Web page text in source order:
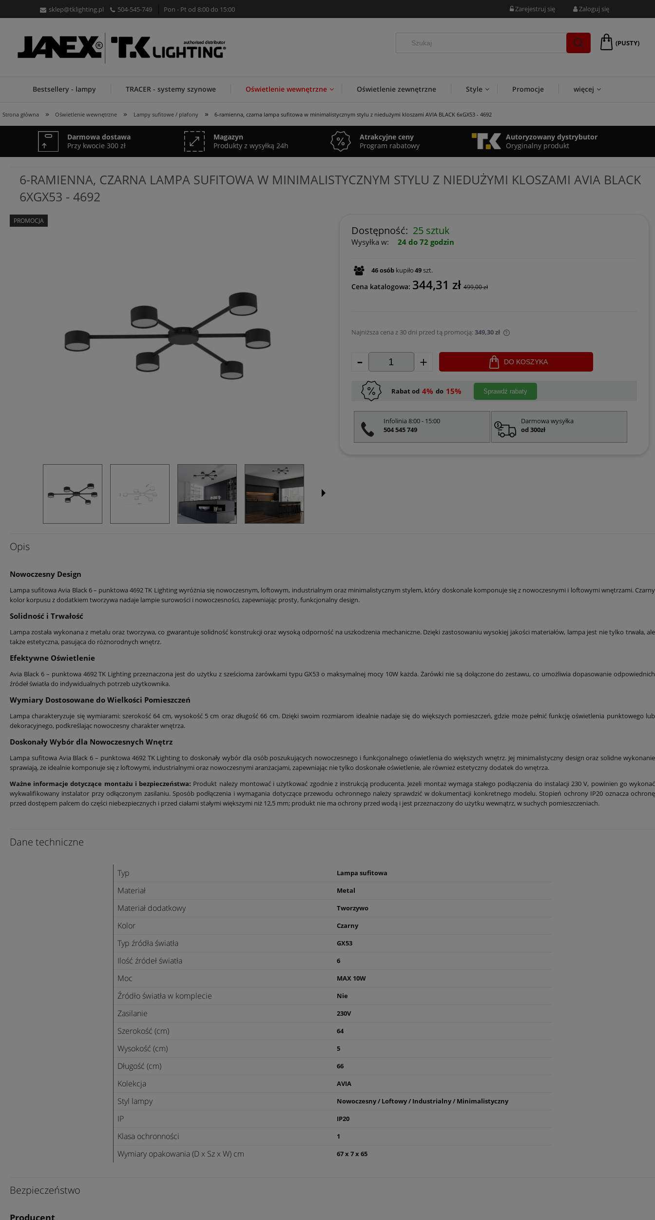
sklep@tklighting.pl 504-545-749 Pon - Pt od 8:00 do 15:00 Zarejestruj się Zaloguj się
(PUSTY)
Bestsellery - lampy TRACER - systemy szynowe Oświetlenie wewnętrzne Oświetlenie zewnętrzne Style Promocje więcej
Strona główna » Oświetlenie wewnętrzne » Lampy sufitowe / plafony » 6-ramienna, czarna lampa sufitowa w minimalistycznym stylu z niedużymi kloszami AVIA BLACK 6xGX53 - 4692
Darmowa dostawa
Przy kwocie 300 zł
Magazyn
Produkty z wysyłką 24h
Atrakcyjne ceny
Program rabatowy
Autoryzowany dystrybutor
Oryginalny produkt
6-RAMIENNA, CZARNA LAMPA SUFITOWA W MINIMALISTYCZNYM STYLU Z NIEDUŻYMI KLOSZAMI AVIA BLACK
6XGX53 - 4692
PROMOCJA
Dostępność: 25 sztuk
Wysyłka w: 24 do 72 godzin
46osób kupiło49szt.
Cena katalogowa: 344,31 zł 499,00 zł
Najniższa cena z 30 dni przed tą promocją:349,30 zł
Jeżeli produkt jest sprzedawany krócej niż
30 dni, wyświetlana jest najniższa cena od
momentu, kiedy produkt pojawił się w
- + DO KOSZYKA
Rabat od 4% do 15% Sprawdź rabaty
Infolinia 8:00 - 15:00
504 545 749
Darmowa wysyłka
od 300zł
Opis
Nowoczesny Design
Lampa sufitowa Avia Black 6 – punktowa 4692 TK Lighting wyróżnia się nowoczesnym, loftowym, industrialnym oraz minimalistycznym stylem, który doskonale komponuje się z nowoczesnymi i loftowymi wnętrzami. Czarny
kolor korpusu z dodatkiem tworzywa nadaje lampie surowości i nowoczesności, zapewniając prosty, funkcjonalny design.
Solidność i Trwałość
Lampa została wykonana z metalu oraz tworzywa, co gwarantuje solidność konstrukcji oraz wysoką odporność na uszkodzenia mechaniczne. Dzięki zastosowaniu wysokiej jakości materiałów, lampa jest nie tylko trwała, ale
także estetyczna, pasująca do różnorodnych wnętrz.
Efektywne Oświetlenie
Avia Black 6 – punktowa 4692 TK Lighting przeznaczona jest do użytku z sześcioma żarówkami typu GX53 o maksymalnej mocy 10W każda. Żarówki nie są dołączone do zestawu, co umożliwia dopasowanie odpowiednich
źródeł światła do indywidualnych potrzeb użytkownika.
Wymiary Dostosowane do Wielkości Pomieszczeń
Lampa charakteryzuje się wymiarami: szerokość 64 cm, wysokość 5 cm oraz długość 66 cm. Dzięki swoim rozmiarom idealnie nadaje się do większych pomieszczeń, gdzie może pełnić funkcję oświetlenia punktowego lub
dekoracyjnego, podkreślając nowoczesny charakter wnętrza.
Doskonały Wybór dla Nowoczesnych Wnętrz
Lampa sufitowa Avia Black 6 – punktowa 4692 TK Lighting to doskonały wybór dla osób poszukujących nowoczesnego i funkcjonalnego oświetlenia do większych wnętrz. Jej minimalistyczny design oraz solidne wykonanie
sprawiają, że idealnie komponuje się z loftowymi, industrialnymi oraz nowoczesnymi aranżacjami, zapewniając nie tylko doskonałe oświetlenie, ale również estetyczny dodatek do wnętrza.
Ważne informacje dotyczące montażu i bezpieczeństwa: Produkt należy montować i użytkować zgodnie z instrukcją producenta. Jeżeli montaż wymaga stałego podłączenia do instalacji 230 V, powinien go wykonać
wykwalifikowany instalator przy odłączonym zasilaniu. Sposób podłączenia i wymagania dotyczące przewodu ochronnego należy sprawdzić w dokumentacji konkretnego modelu. Stopień ochrony IP20 oznacza ochronę
przed dostępem palcem do części niebezpiecznych i przed ciałami stałymi większymi niż 12,5 mm; produkt nie ma ochrony przed wodą i jest przeznaczony do użytku wewnątrz, w suchych pomieszczeniach.
Dane techniczne
Typ Lampa sufitowa
Materiał Metal
Materiał dodatkowy Tworzywo
Kolor Czarny
Typ źródła światła GX53
Ilość źródeł światła 6
Moc MAX 10W
Źródło światła w komplecie Nie
Zasilanie 230V
Szerokość (cm) 64
Wysokość (cm) 5
Długość (cm) 66
Kolekcja AVIA
Styl lampy Nowoczesny / Loftowy / Industrialny / Minimalistyczny
IP IP20
Klasa ochronności 1
Wymiary opakowania (D x Sz x W) cm 67 x 7 x 65
Bezpieczeństwo
Producent